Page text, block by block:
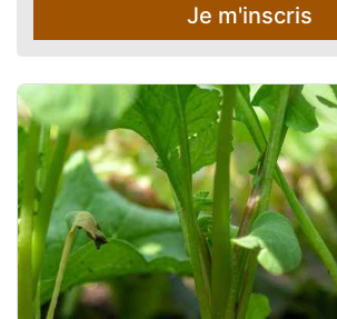
Je m'inscris